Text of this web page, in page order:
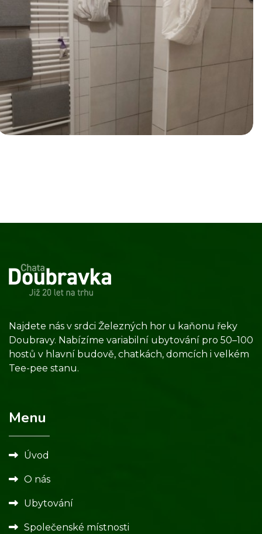
Ostatní prostory
Najdete nás v srdci Železných hor u kaňonu řeky
Doubravy. Nabízíme variabilní ubytování pro 50–100
hostů v hlavní budově, chatkách, domcích i velkém
Tee-pee stanu.
Menu
Úvod
O nás
Ubytování
Společenské místnosti